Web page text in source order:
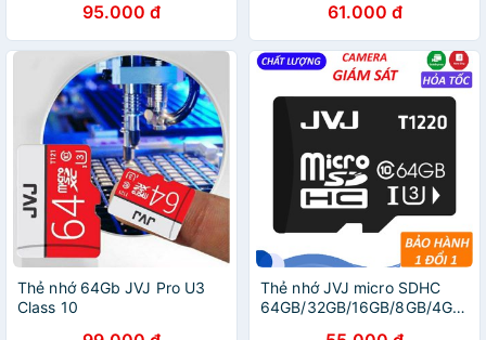
cho CAMERA tốc độ cao -
Bh 5 năm
95.000 đ 61.000 đ
Thẻ nhớ 64Gb JVJ Pro U3
Class 10
Thẻ nhớ JVJ micro SDHC
64GB/32GB/16GB/8GB/4GB/